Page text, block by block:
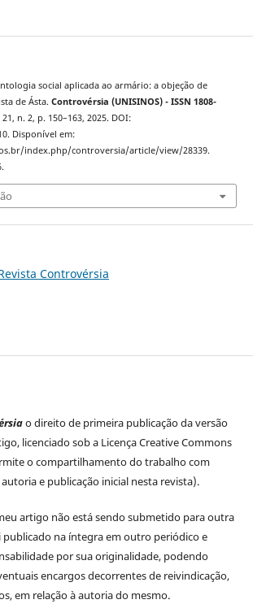
social aplicada ao armário: a objeção de
de Ásta. Controvérsia (UNISINOS) - ISSN 1808-
n. 2, p. 150–163, 2025. DOI:
Disponível em:
index.php/controversia/article/view/28339.
Controvérsia
o direito de primeira publicação da versão
licenciado sob a Licença Creative Commons
o compartilhamento do trabalho com
e publicação inicial nesta revista).
artigo não está sendo submetido para outra
publicado na íntegra em outro periódico e
por sua originalidade, podendo
encargos decorrentes de reivindicação,
em relação à autoria do mesmo.